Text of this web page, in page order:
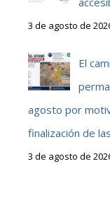
3 de agosto de
El
agosto por
finalización de
3 de agosto de